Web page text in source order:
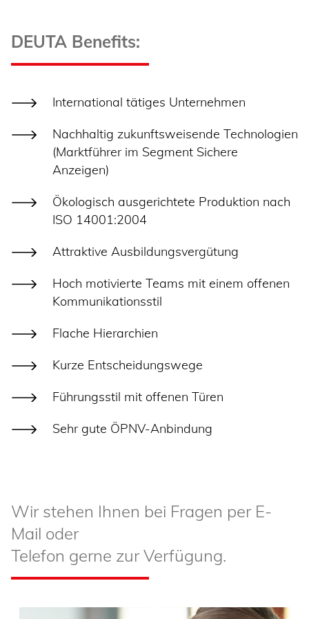
DEUTA Benefits:
International tätiges Unternehmen
Nachhaltig zukunftsweisende Technologien
(Marktführer im Segment Sichere
Anzeigen)
Ökologisch ausgerichtete Produktion nach
ISO 14001:2004
Attraktive Ausbildungsvergütung
Hoch motivierte Teams mit einem offenen
Kommunikationsstil
Flache Hierarchien
Kurze Entscheidungswege
Führungsstil mit offenen Türen
Sehr gute ÖPNV-Anbindung
Wir stehen Ihnen bei Fragen per E-
Mail oder
Telefon gerne zur Verfügung.